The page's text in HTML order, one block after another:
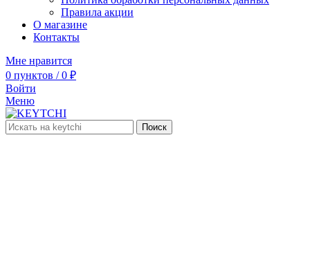
Правила акции
О магазине
Контакты
Мне нравится
0 пунктов / 0 ₽
Войти
Меню
Поиск